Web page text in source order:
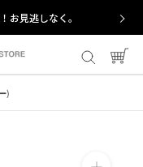
お見逃しなく。
)